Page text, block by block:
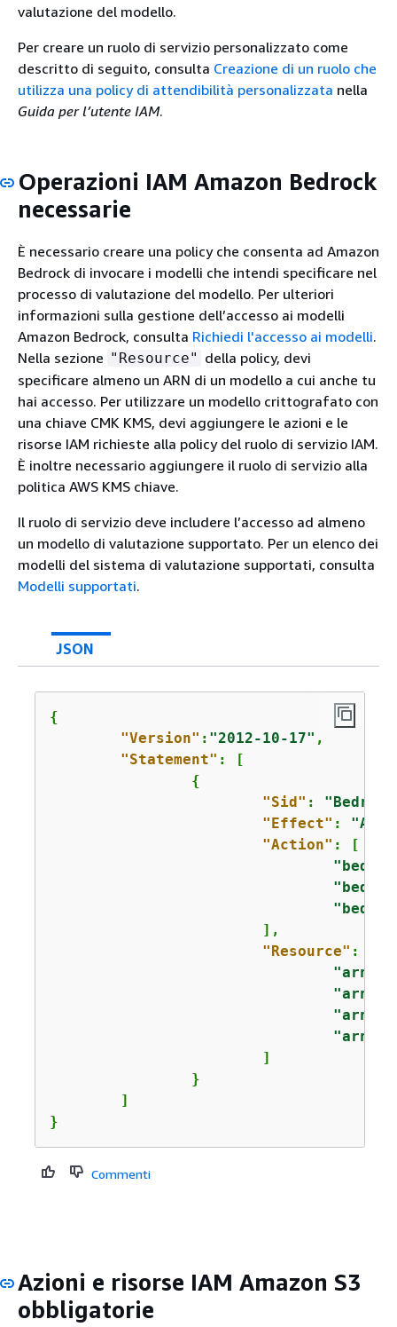
valutazione del modello.
Per creare un ruolo di servizio personalizzato come
descritto di seguito, consulta Creazione di un ruolo che
utilizza una policy di attendibilità personalizzata nella
Guida per l’utente IAM.
Operazioni IAM Amazon Bedrock
necessarie
È necessario creare una policy che consenta ad Amazon
Bedrock di invocare i modelli che intendi specificare nel
processo di valutazione del modello. Per ulteriori
informazioni sulla gestione dell’accesso ai modelli
Amazon Bedrock, consulta Richiedi l'accesso ai modelli.
Nella sezione "Resource" della policy, devi
specificare almeno un ARN di un modello a cui anche tu
hai accesso. Per utilizzare un modello crittografato con
una chiave CMK KMS, devi aggiungere le azioni e le
risorse IAM richieste alla policy del ruolo di servizio IAM.
È inoltre necessario aggiungere il ruolo di servizio alla
politica AWS KMS chiave.
Il ruolo di servizio deve includere l’accesso ad almeno
un modello di valutazione supportato. Per un elenco dei
modelli del sistema di valutazione supportati, consulta
Modelli supportati.
JSON
{
"Version" : "2012-10-17" ,
"Statement" : [
{
"Sid" :
"Effect" :
"Action" : [
"Resource" : [
}
Commenti
Azioni e risorse IAM Amazon S3
obbligatorie